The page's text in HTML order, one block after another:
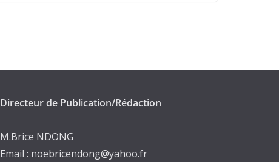
Directeur de Publication/Rédaction
M.Brice NDONG
Email : noebricendong@yahoo.fr